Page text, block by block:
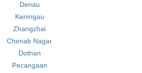
Denau
Keningau
Zhangzhai
Chenab Nagar
Dothan
Pecangaan